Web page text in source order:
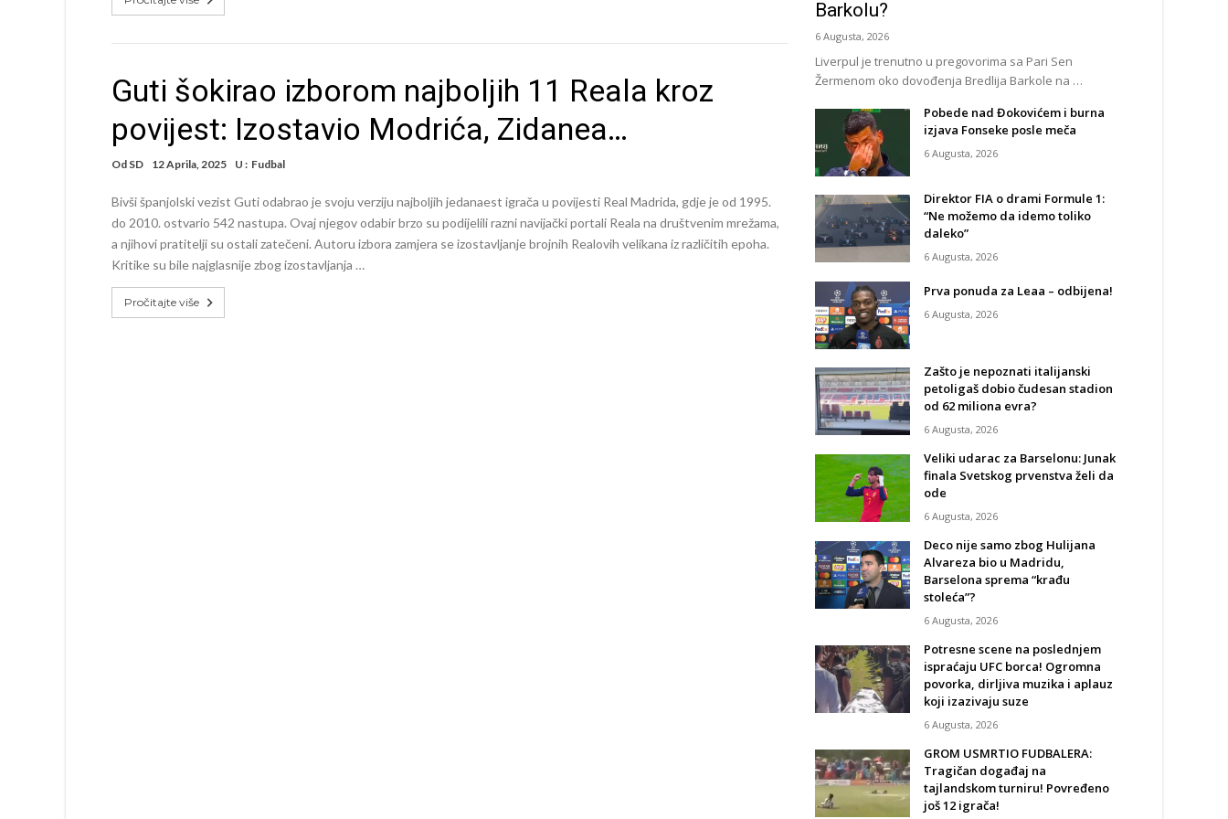
Guti šokirao izborom najboljih 11 Reala kroz
povijest: Izostavio Modrića, Zidanea…
Od SD 12 Aprila, 2025 U : Fudbal
Bivši španjolski vezist Guti odabrao je svoju verziju najboljih jedanaest igrača u povijesti Real Madrida, gdje je od 1995.
do 2010. ostvario 542 nastupa. Ovaj njegov odabir brzo su podijelili razni navijački portali Reala na društvenim mrežama,
a njihovi pratitelji su ostali zatečeni. Autoru izbora zamjera se izostavljanje brojnih Realovih velikana iz različitih epoha.
Kritike su bile najglasnije zbog izostavljanja …
Pročitajte više
Barkolu?
6 Augusta, 2026
Liverpul je trenutno u pregovorima sa Pari Sen
Žermenom oko dovođenja Bredlija Barkole na …
Pobede nad Đokovićem i burna
izjava Fonseke posle meča
6 Augusta, 2026
Direktor FIA o drami Formule 1:
“Ne možemo da idemo toliko
daleko”
6 Augusta, 2026
Prva ponuda za Leaa – odbijena!
6 Augusta, 2026
Zašto je nepoznati italijanski
petoligaš dobio čudesan stadion
od 62 miliona evra?
6 Augusta, 2026
Veliki udarac za Barselonu: Junak
finala Svetskog prvenstva želi da
ode
6 Augusta, 2026
Deco nije samo zbog Hulijana
Alvareza bio u Madridu,
Barselona sprema “krađu
stoleća”?
6 Augusta, 2026
Potresne scene na poslednjem
ispraćaju UFC borca! Ogromna
povorka, dirljiva muzika i aplauz
koji izazivaju suze
6 Augusta, 2026
GROM USMRTIO FUDBALERA:
Tragičan događaj na
tajlandskom turniru! Povređeno
još 12 igrača!